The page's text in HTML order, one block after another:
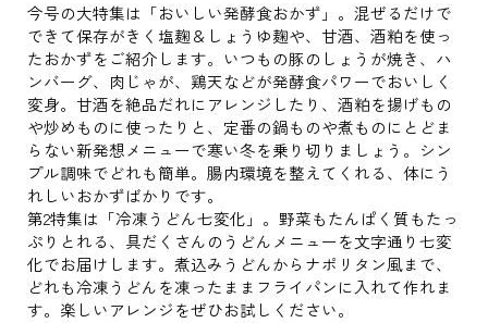
今号の大特集は「おいしい発酵食おかず」。混ぜるだけで
できて保存がきく塩麹＆しょうゆ麹や、甘酒、酒粕を使っ
たおかずをご紹介します。いつもの豚のしょうが焼き、ハ
ンバーグ、肉じゃが、鶏天などが発酵食パワーでおいしく
変身。甘酒を絶品だれにアレンジしたり、酒粕を揚げもの
や炒めものに使ったりと、定番の鍋ものや煮ものにとどま
らない新発想メニューで寒い冬を乗り切りましょう。シン
プル調味でどれも簡単。腸内環境を整えてくれる、体にう
れしいおかずばかりです。
第2特集は「冷凍うどん七変化」。野菜もたんぱく質もたっ
ぷりとれる、具だくさんのうどんメニューを文字通り七変
化でお届けします。煮込みうどんからナポリタン風まで、
どれも冷凍うどんを凍ったままフライパンに入れて作れま
す。楽しいアレンジをぜひお試しください。